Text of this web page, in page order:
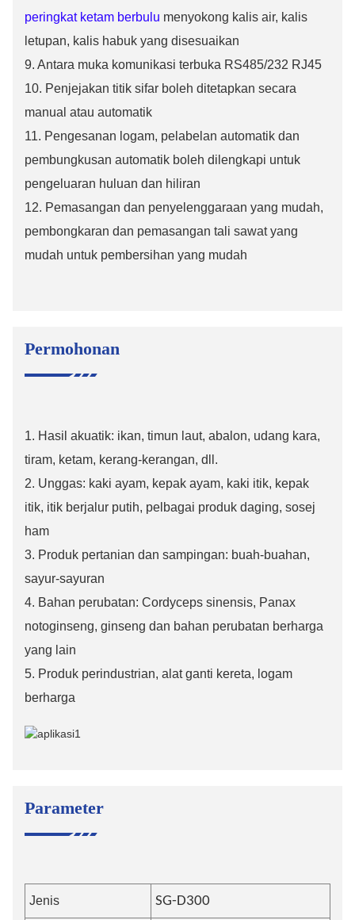
peringkat ketam berbulu menyokong kalis air, kalis
letupan, kalis habuk yang disesuaikan
9. Antara muka komunikasi terbuka RS485/232 RJ45
10. Penjejakan titik sifar boleh ditetapkan secara
manual atau automatik
11. Pengesanan logam, pelabelan automatik dan
pembungkusan automatik boleh dilengkapi untuk
pengeluaran huluan dan hiliran
12. Pemasangan dan penyelenggaraan yang mudah,
pembongkaran dan pemasangan tali sawat yang
mudah untuk pembersihan yang mudah
Permohonan
1. Hasil akuatik: ikan, timun laut, abalon, udang kara,
tiram, ketam, kerang-kerangan, dll.
2. Unggas: kaki ayam, kepak ayam, kaki itik, kepak
itik, itik berjalur putih, pelbagai produk daging, sosej
ham
3. Produk pertanian dan sampingan: buah-buahan,
sayur-sayuran
4. Bahan perubatan: Cordyceps sinensis, Panax
notoginseng, ginseng dan bahan perubatan berharga
yang lain
5. Produk perindustrian, alat ganti kereta, logam
berharga
Parameter
Jenis SG-D300